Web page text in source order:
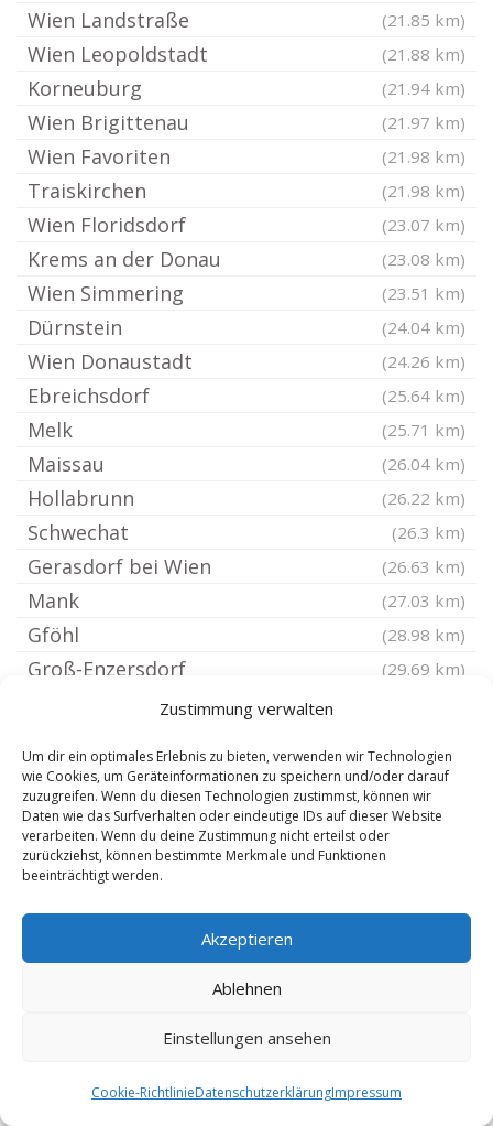
Zustimmung verwalten
Um dir ein optimales Erlebnis zu bieten, verwenden wir Technologien
wie Cookies, um Geräteinformationen zu speichern und/oder darauf
zuzugreifen. Wenn du diesen Technologien zustimmst, können wir
Daten wie das Surfverhalten oder eindeutige IDs auf dieser Website
verarbeiten. Wenn du deine Zustimmung nicht erteilst oder
zurückziehst, können bestimmte Merkmale und Funktionen
beeinträchtigt werden.
Akzeptieren
Ablehnen
Einstellungen ansehen
Cookie-RichtlinieDatenschutzerklärungImpressum
Wien Landstraße (21.85 km)
Wien Leopoldstadt (21.88 km)
Korneuburg (21.94 km)
Wien Brigittenau (21.97 km)
Wien Favoriten (21.98 km)
Traiskirchen (21.98 km)
Wien Floridsdorf (23.07 km)
Krems an der Donau (23.08 km)
Wien Simmering (23.51 km)
Dürnstein (24.04 km)
Wien Donaustadt (24.26 km)
Ebreichsdorf (25.64 km)
Melk (25.71 km)
Maissau (26.04 km)
Hollabrunn (26.22 km)
Schwechat (26.3 km)
Gerasdorf bei Wien (26.63 km)
Mank (27.03 km)
Gföhl (28.98 km)
Groß-Enzersdorf (29.69 km)
Wolkersdorf im Weinviertel
Eggenburg (30.73 km)
Wiener Neustadt (31.2 km)
Neufeld an der Leitha (31.71 km)
Deutsch-Wagram
Pöchlarn (31.91 km)